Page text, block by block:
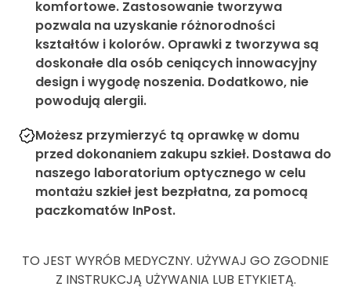
komfortowe. Zastosowanie tworzywa
pozwala na uzyskanie różnorodności
kształtów i kolorów. Oprawki z tworzywa są
doskonałe dla osób ceniących innowacyjny
design i wygodę noszenia. Dodatkowo, nie
powodują alergii.
Możesz przymierzyć tą oprawkę w domu
przed dokonaniem zakupu szkieł. Dostawa do
naszego laboratorium optycznego w celu
montażu szkieł jest bezpłatna, za pomocą
paczkomatów InPost.
TO JEST WYRÓB MEDYCZNY. UŻYWAJ GO ZGODNIE
Z INSTRUKCJĄ UŻYWANIA LUB ETYKIETĄ.